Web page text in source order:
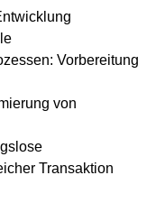
Vorbereitung
von
Transaktion